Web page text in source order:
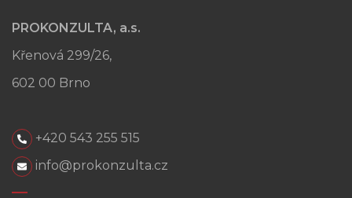
PROKONZULTA, a.s.
Křenová 299/26,
602 00 Brno
+420 543 255 515
info@prokonzulta.cz